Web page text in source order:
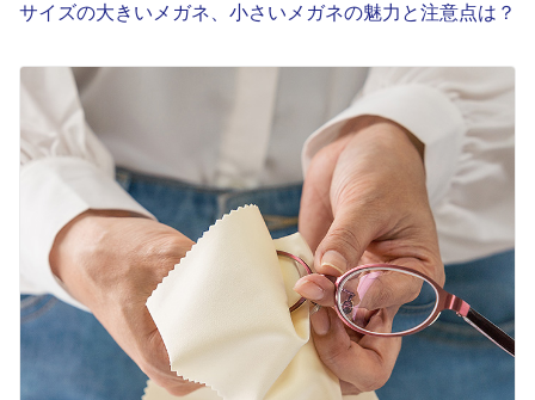
サイズの大きいメガネ、小さいメガネの魅力と注意点は？